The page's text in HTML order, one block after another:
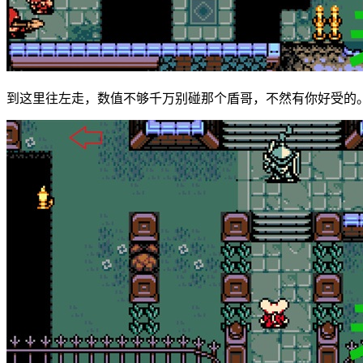
到这里往左走，数值不够千万别碰那个盾哥，不然有你好受的